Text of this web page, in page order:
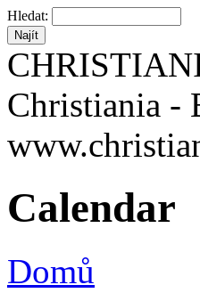
Hledat:
Christiania -
Calendar
Domů